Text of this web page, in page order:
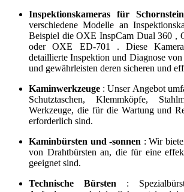
Inspektionskameras für
verschiedene Modelle an
Beispiel die OXE InspCam Dual 360 ,
oder OXE ED-701 . Diese
detaillierte Inspektion und Diagnose von
und gewährleisten deren sicheren und
Kaminwerkzeuge : Unser Angebot
Schutztaschen, Klemmköpfe,
Werkzeuge, die für die Wartung und
erforderlich sind.
Kaminbürsten und -sonnen : Wir
von Drahtbürsten an, die für eine
geeignet sind.
Technische Bürsten :